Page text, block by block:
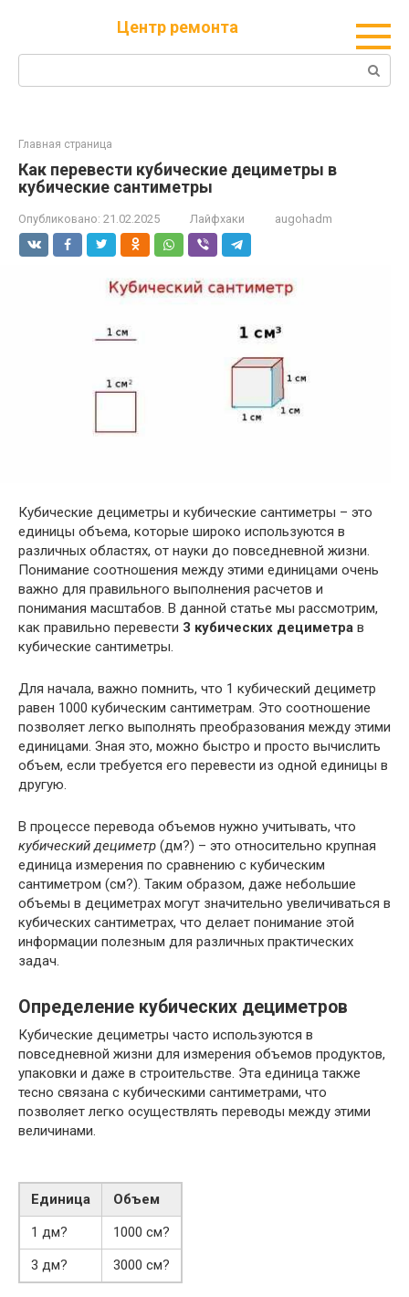
Центр ремонта
Поиск:
Главная страница
Как перевести кубические дециметры в
кубические сантиметры
Опубликовано: 21.02.2025 Лайфхаки augohadm
Кубические дециметры и кубические сантиметры – это
единицы объема, которые широко используются в
различных областях, от науки до повседневной жизни.
Понимание соотношения между этими единицами очень
важно для правильного выполнения расчетов и
понимания масштабов. В данной статье мы рассмотрим,
как правильно перевести 3 кубических дециметра в
кубические сантиметры.
Для начала, важно помнить, что 1 кубический дециметр
равен 1000 кубическим сантиметрам. Это соотношение
позволяет легко выполнять преобразования между этими
единицами. Зная это, можно быстро и просто вычислить
объем, если требуется его перевести из одной единицы в
другую.
В процессе перевода объемов нужно учитывать, что
кубический дециметр (дм?) – это относительно крупная
единица измерения по сравнению с кубическим
сантиметром (см?). Таким образом, даже небольшие
объемы в дециметрах могут значительно увеличиваться в
кубических сантиметрах, что делает понимание этой
информации полезным для различных практических
задач.
Определение кубических дециметров
Кубические дециметры часто используются в
повседневной жизни для измерения объемов продуктов,
упаковки и даже в строительстве. Эта единица также
тесно связана с кубическими сантиметрами, что
позволяет легко осуществлять переводы между этими
величинами.
Единица
Объем
1 дм?
1000 см?
3 дм?
3000 см?